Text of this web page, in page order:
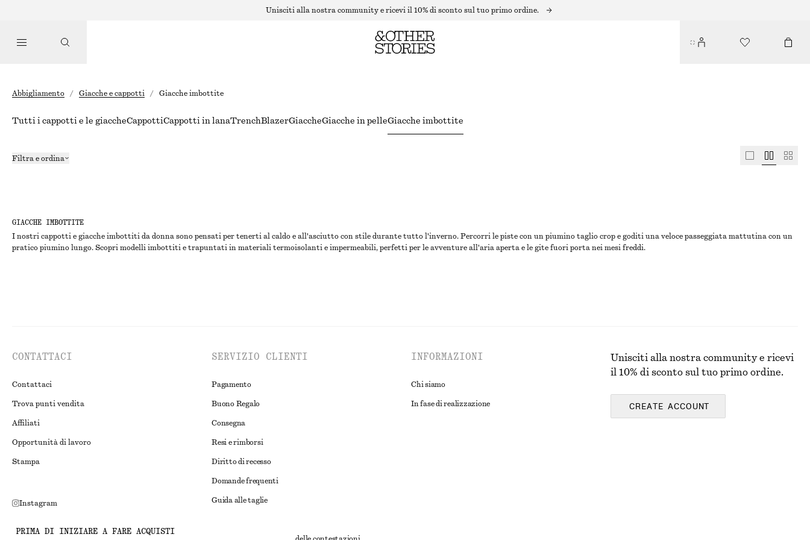
Unisciti alla nostra community e ricevi il 10% di sconto sul tuo primo ordine.
Abbigliamento / Giacche e cappotti / Giacche imbottite
GIACCHE IMBOTTITE
I nostri cappotti e giacche imbottiti da donna sono pensati per tenerti al caldo e all'asciutto con stile durante tutto l'inverno. Percorri le piste con un piumino taglio crop e goditi una veloce passeggiata mattutina con un
pratico piumino lungo. Scopri modelli imbottiti e trapuntati in materiali termoisolanti e impermeabili, perfetti per le avventure all'aria aperta e le gite fuori porta nei mesi freddi.
Tutti i cappotti e le giaccheCappottiCappotti in lanaTrenchBlazerGiaccheGiacche in pelleGiacche imbottite
Filtra e ordina
CONTATTACI
Contattaci
Trova punti vendita
Affiliati
Opportunità di lavoro
Stampa
Instagram
SERVIZIO CLIENTI
Pagamento
Buono Regalo
Consegna
Resi e rimborsi
Diritto di recesso
Domande frequenti
Guida alle taglie
INFORMAZIONI
Chi siamo
In fase di realizzazione
Unisciti alla nostra community e ricevi
il 10% di sconto sul tuo primo ordine.
CREATE ACCOUNT
PRIMA DI INIZIARE A FARE ACQUISTI